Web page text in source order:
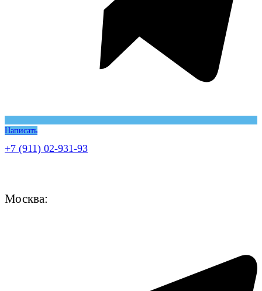
Написать
+7 (911) 02-931-93
Москва: